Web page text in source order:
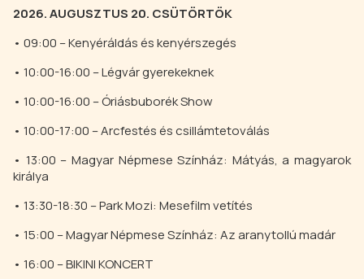
2026. AUGUSZTUS 20. CSÜTÖRTÖK
• 09:00 – Kenyéráldás és kenyérszegés
• 10:00-16:00 – Légvár gyerekeknek
• 10:00-16:00 – Óriásbuborék Show
• 10:00-17:00 – Arcfestés és csillámtetoválás
• 13:00 – Magyar Népmese Színház: Mátyás, a magyarok
királya
• 13:30-18:30 – Park Mozi: Mesefilm vetítés
• 15:00 – Magyar Népmese Színház: Az aranytollú madár
• 16:00 – BIKINI KONCERT